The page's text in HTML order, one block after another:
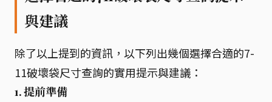
與建議
除了以上提到的資訊，以下列出幾個選擇合適的7-
11破壞袋尺寸查詢的實用提示與建議：
1. 提前準備